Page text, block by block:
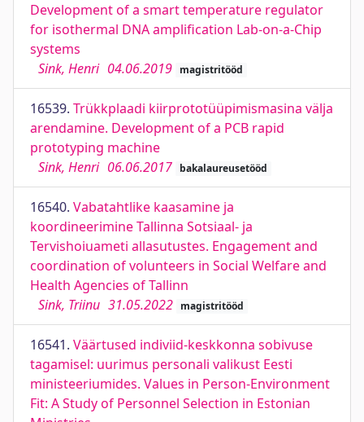
Development of a smart temperature regulator
for isothermal DNA amplification Lab-on-a-Chip
systems
Sink, Henri 04.06.2019 magistritööd
16539. Trükkplaadi kiirprototüüpimismasina välja
arendamine. Development of a PCB rapid
prototyping machine
Sink, Henri 06.06.2017 bakalaureusetööd
16540. Vabatahtlike kaasamine ja
koordineerimine Tallinna Sotsiaal- ja
Tervishoiuameti allasutustes. Engagement and
coordination of volunteers in Social Welfare and
Health Agencies of Tallinn
Sink, Triinu 31.05.2022 magistritööd
16541. Väärtused indiviid-keskkonna sobivuse
tagamisel: uurimus personali valikust Eesti
ministeeriumides. Values in Person-Environment
Fit: A Study of Personnel Selection in Estonian